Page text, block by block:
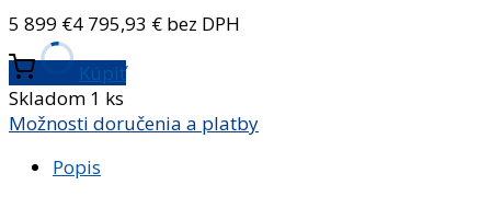
5 899 €4 795,93 € bez DPH
Kúpiť
Skladom 1 ks
Možnosti doručenia a platby
Popis